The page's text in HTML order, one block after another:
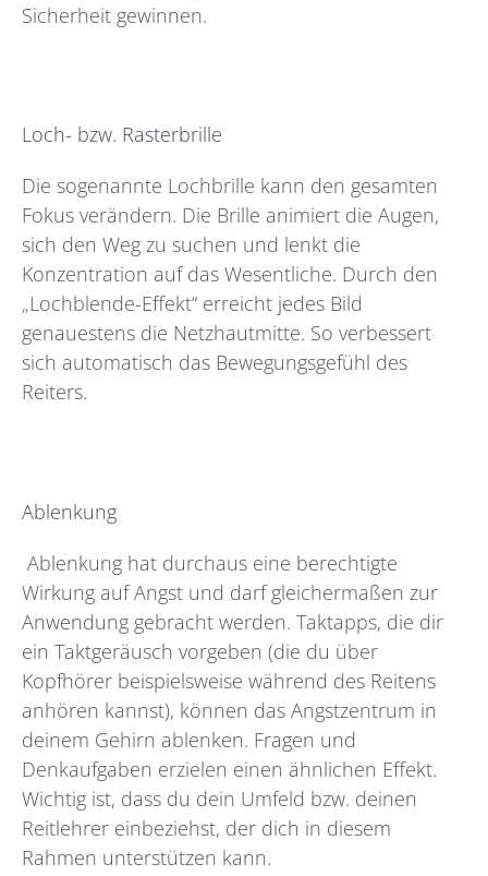
Sicherheit gewinnen.
Loch- bzw. Rasterbrille
Die sogenannte Lochbrille kann den gesamten
Fokus verändern. Die Brille animiert die Augen,
sich den Weg zu suchen und lenkt die
Konzentration auf das Wesentliche. Durch den
„Lochblende-Effekt“ erreicht jedes Bild
genauestens die Netzhautmitte. So verbessert
sich automatisch das Bewegungsgefühl des
Reiters.
Ablenkung
Ablenkung hat durchaus eine berechtigte
Wirkung auf Angst und darf gleichermaßen zur
Anwendung gebracht werden. Taktapps, die dir
ein Taktgeräusch vorgeben (die du über
Kopfhörer beispielsweise während des Reitens
anhören kannst), können das Angstzentrum in
deinem Gehirn ablenken. Fragen und
Denkaufgaben erzielen einen ähnlichen Effekt.
Wichtig ist, dass du dein Umfeld bzw. deinen
Reitlehrer einbeziehst, der dich in diesem
Rahmen unterstützen kann.